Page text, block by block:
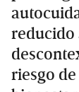
reducido
riesgo